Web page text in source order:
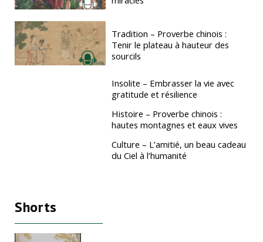
Tradition – Proverbe chinois :
Tenir le plateau à hauteur des
sourcils
Insolite – Embrasser la vie avec
gratitude et résilience
Histoire – Proverbe chinois :
hautes montagnes et eaux vives
Culture – L’amitié, un beau cadeau
du Ciel à l’humanité
Shorts